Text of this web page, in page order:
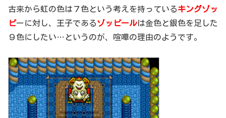
古来から虹の色は７色という考えを持っているキングゾッ
ピーに対し、王子であるゾッピールは金色と銀色を足した
９色にしたい…というのが、喧嘩の理由のようです。